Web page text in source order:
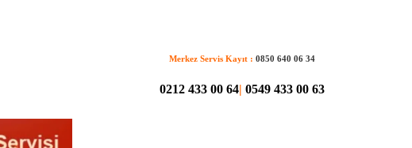
Merkez Servis Kayıt : 0850 640 06 34
0212 433 00 64 0549 433 00 63